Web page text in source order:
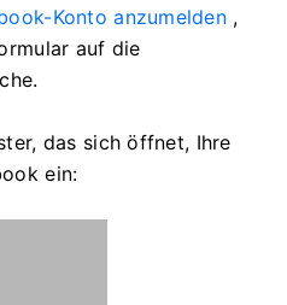
Konto anzumelden ,
auf die
das sich öffnet, Ihre
ein: